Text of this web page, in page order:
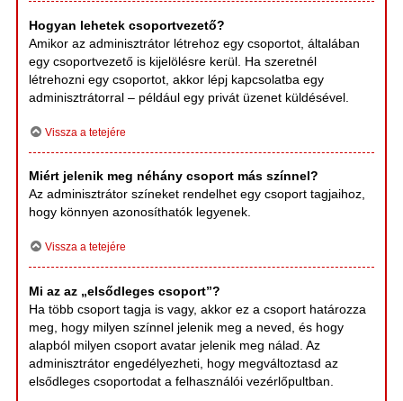
Hogyan lehetek csoportvezető?
Amikor az adminisztrátor létrehoz egy csoportot, általában
egy csoportvezető is kijelölésre kerül. Ha szeretnél
létrehozni egy csoportot, akkor lépj kapcsolatba egy
adminisztrátorral – például egy privát üzenet küldésével.
Vissza a tetejére
Miért jelenik meg néhány csoport más színnel?
Az adminisztrátor színeket rendelhet egy csoport tagjaihoz,
hogy könnyen azonosíthatók legyenek.
Vissza a tetejére
Mi az az „elsődleges csoport”?
Ha több csoport tagja is vagy, akkor ez a csoport határozza
meg, hogy milyen színnel jelenik meg a neved, és hogy
alapból milyen csoport avatar jelenik meg nálad. Az
adminisztrátor engedélyezheti, hogy megváltoztasd az
elsődleges csoportodat a felhasználói vezérlőpultban.